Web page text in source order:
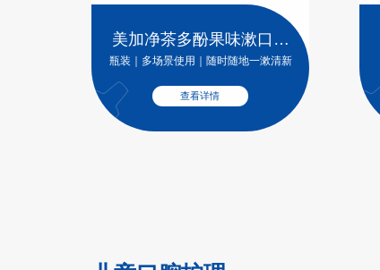
美加净茶多酚果味漱口水
（桃桃乌龙）
瓶装｜多场景使用｜随时随地一漱清新
查看详情